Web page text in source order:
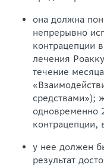
она должна
непрерывно
контрацепции
лечения
течение
средствами»);
одновременно
контрацепции,
у нее должен
результат